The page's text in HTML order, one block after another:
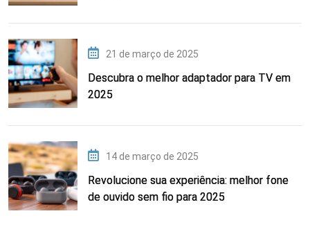
21 de março de 2025
Descubra o melhor adaptador para TV em
2025
14 de março de 2025
Revolucione sua experiência: melhor fone
de ouvido sem fio para 2025